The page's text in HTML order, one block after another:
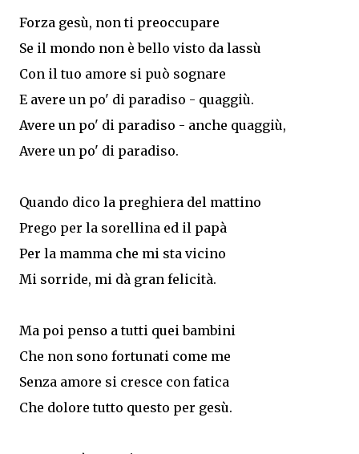
Forza gesù, non ti preoccupare
Se il mondo non è bello visto da lassù
Con il tuo amore si può sognare
E avere un po' di paradiso - quaggiù.
Avere un po' di paradiso - anche quaggiù,
Avere un po' di paradiso.
Quando dico la preghiera del mattino
Prego per la sorellina ed il papà
Per la mamma che mi sta vicino
Mi sorride, mi dà gran felicità.
Ma poi penso a tutti quei bambini
Che non sono fortunati come me
Senza amore si cresce con fatica
Che dolore tutto questo per gesù.